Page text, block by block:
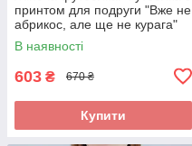
принтом для подруги "Вже не
абрикос, але ще не курага"
В наявності
603 ₴ 670 ₴
Купити